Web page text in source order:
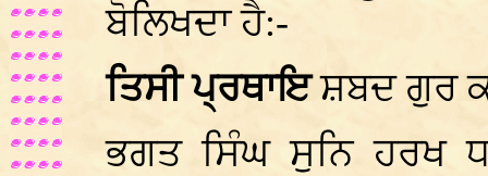
ਬੋਲਿਖਦਾ ਹੈ:-
ਤਿਸੀ ਪ੍ਰਥਾਇਸ਼ਬਦ ਗੁਰ
ਭਗਤ ਸਿੰਘ ਸੁਨਿ ਹਰਖ